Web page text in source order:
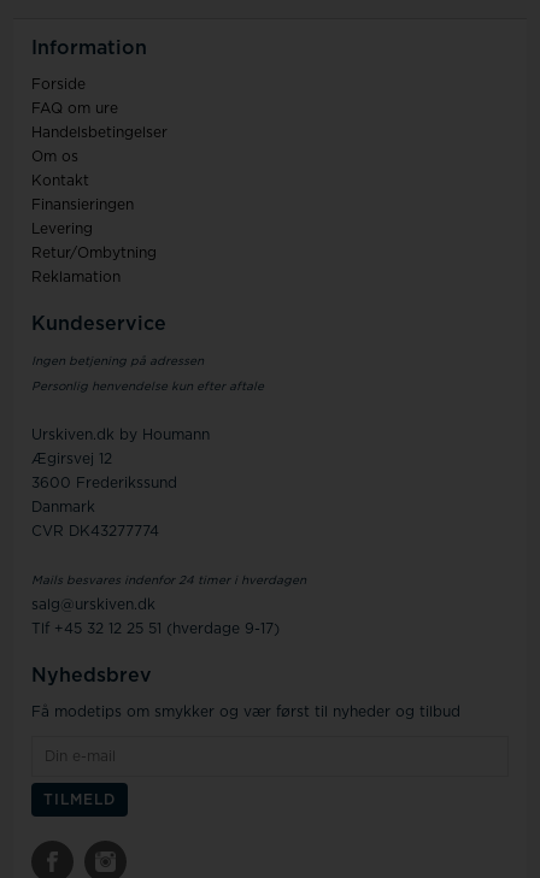
Information
Forside
FAQ om ure
Handelsbetingelser
Om os
Kontakt
Finansieringen
Levering
Retur/Ombytning
Reklamation
Kundeservice
Ingen betjening på adressen
Personlig henvendelse kun efter aftale
Urskiven.dk by Houmann
Ægirsvej 12
3600 Frederikssund
Danmark
CVR DK43277774
Mails besvares indenfor 24 timer i hverdagen
salg@urskiven.dk
Tlf +45 32 12 25 51 (hverdage 9-17)
Nyhedsbrev
Få modetips om smykker og vær først til nyheder og tilbud